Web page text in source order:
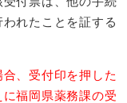
れたことを証する
、受付印を押した
福岡県薬務課の受